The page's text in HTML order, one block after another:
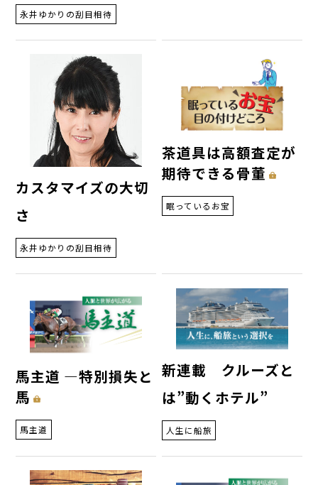
永井ゆかりの刮目相待
カスタマイズの大切
さ
永井ゆかりの刮目相待
茶道具は高額査定が
期待できる骨董
眠っているお宝
馬主道 ―特別損失と
馬
馬主道
新連載 クルーズと
は”動くホテル”
人生に船旅